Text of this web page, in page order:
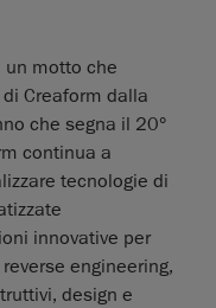
un motto che
Creaform dalla
che segna il 20°
continua a
tecnologie di
innovative per
engineering,
design e